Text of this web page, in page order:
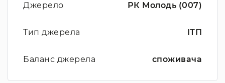
Джерело РК Молодь (007)
Тип джерела ІТП
Баланс джерела споживача